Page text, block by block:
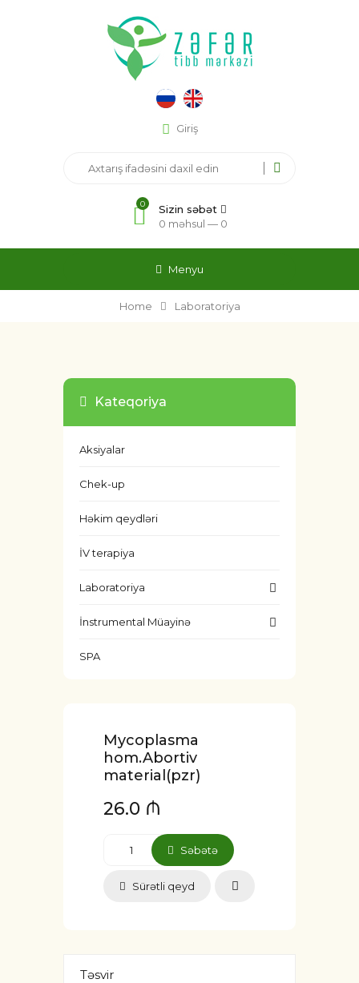
Giriş
0
Sizin səbət
0 məhsul — 0
Menyu
Home Laboratoriya
Kateqoriya
Aksiyalar
Chek-up
Həkim qeydləri
İV terapiya
Laboratoriya
İnstrumental Müayinə
SPA
Mycoplasma
hom.Abortiv
material(pzr)
26.0 ₼
Səbətə
Sürətli qeyd
Təsvir